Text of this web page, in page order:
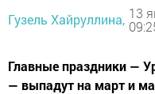
Гузель Хайруллина, 13
Главные праздники —
— выпадут на март и